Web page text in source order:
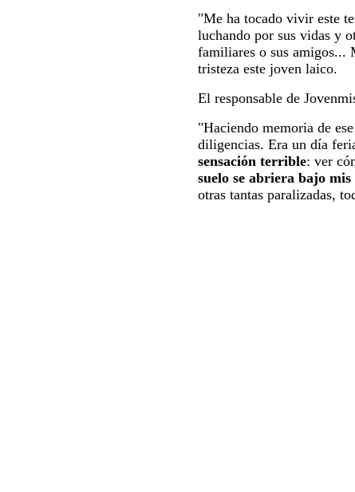
"Me ha tocado vivir este
luchando por sus vidas y
familiares o sus amigos...
tristeza este joven laico.
El responsable de
"Haciendo memoria de
diligencias. Era un día
sensación terrible: ver
suelo se abriera bajo mis
otras tantas paralizadas,